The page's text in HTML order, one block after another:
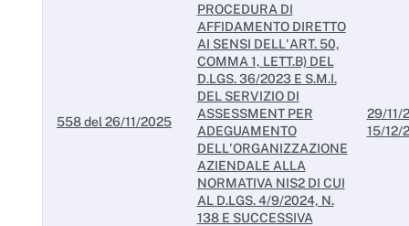
Provvedimenti organi indirizzo politico
Provvedimenti dirigenti amministrativi
Controlli sulle imprese
Bandi di gara e contratti
Sovvenzioni, contributi, sussidi, vantaggi economici
558 del 26/11/2025
PROCEDURA DI
AFFIDAMENTO DIRETTO
AI SENSI DELL'ART. 50,
COMMA 1, LETT.B) DEL
D.LGS. 36/2023 E S.M.I.
DEL SERVIZIO DI
ASSESSMENT PER
ADEGUAMENTO
DELL'ORGANIZZAZIONE
AZIENDALE ALLA
NORMATIVA NIS2 DI CUI
AL D.LGS. 4/9/2024, N.
138 E SUCCESSIVA
29/11/
15/12/